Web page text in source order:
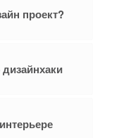
проект?